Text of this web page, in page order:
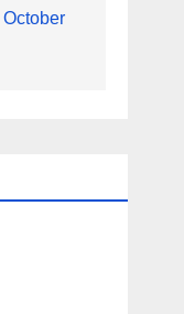
October